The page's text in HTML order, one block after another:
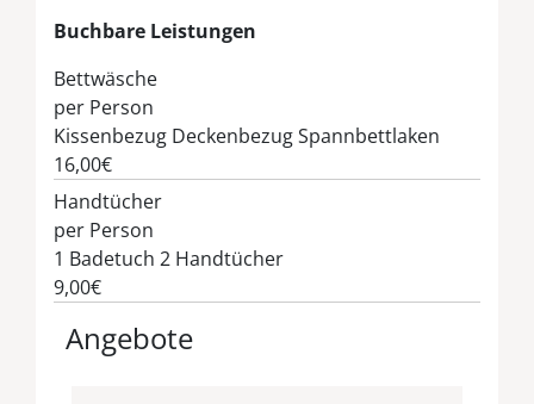
Buchbare Leistungen
Bettwäsche
per Person
Kissenbezug Deckenbezug Spannbettlaken
16,00€
Handtücher
per Person
1 Badetuch 2 Handtücher
9,00€
Angebote